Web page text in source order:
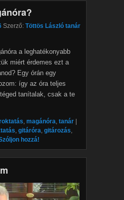
Szerző: Töttös László tanár
a leghatékonyabb
miért érdemes ezt a
Egy órán egy
így az óra teljes
tanítalak, csak a te
magánóra tanár |
gitáróra gitározás
hozzá!